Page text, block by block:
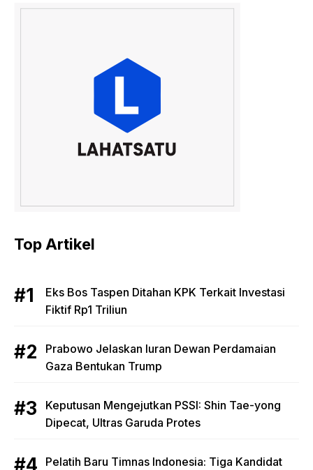
Top Artikel
Eks Bos Taspen Ditahan KPK Terkait Investasi
Fiktif Rp1 Triliun
Prabowo Jelaskan Iuran Dewan Perdamaian
Gaza Bentukan Trump
Keputusan Mengejutkan PSSI: Shin Tae-yong
Dipecat, Ultras Garuda Protes
Pelatih Baru Timnas Indonesia: Tiga Kandidat